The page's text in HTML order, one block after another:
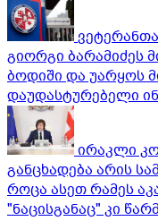
გიორგი ბარამიძეს
ბოდიში და უარყოს
დაუდასტურებელი
ირაკლი
განცხადება არის
როცა ასეთ რამეს
"ნაცისგანაც" კი